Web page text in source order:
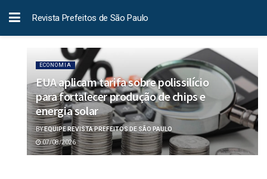
Revista Prefeitos de São Paulo
ECONOMIA
EUA aplicam tarifa sobre polissilício
para fortalecer produção de chips e
energia solar
BYEQUIPE REVISTA PREFEITOS DE SÃO PAULO
07/08/2026